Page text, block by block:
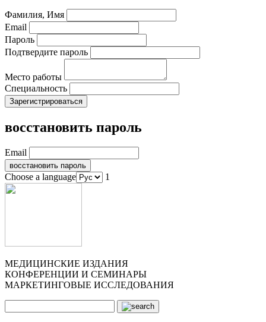
Фамилия, Имя
Email
Пароль
Подтвердите пароль
Место работы
Специальность
восстановить пароль
Email
Choose a language 1
МЕДИЦИНСКИЕ ИЗДАНИЯ
КОНФЕРЕНЦИИ И СЕМИНАРЫ
МАРКЕТИНГОВЫЕ ИССЛЕДОВАНИЯ